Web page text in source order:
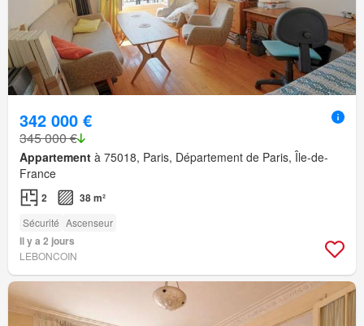
342 000 €
345 000 €
Appartement à 75018, Paris, Département de Paris, Île-de-
France
2 38 m²
Sécurité Ascenseur
Il y a 2 jours
LEBONCOIN